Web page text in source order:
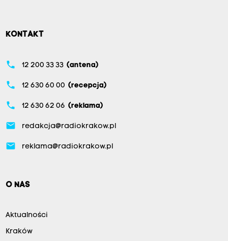
KONTAKT
phone 12 200 33 33 (antena)
phone 12 630 60 00 (recepcja)
phone 12 630 62 06 (reklama)
email redakcja@radiokrakow.pl
email reklama@radiokrakow.pl
O NAS
Aktualności
Kraków